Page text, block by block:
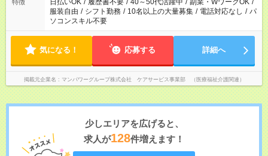
特徴 日払いOK / 履歴書不要 / 40～50代活躍中 / 副業・WワークOK /
服装自由 / シフト勤務 / 10名以上の大量募集 / 電話対応なし / パ
ソコンスキル不要
気になる！ 応募する 詳細へ
掲載元企業名 マンパワーグループ株式会社 ケアサービス事業部 （医療福祉介護関連）
少しエリアを広げると、
求人が128件増えます！